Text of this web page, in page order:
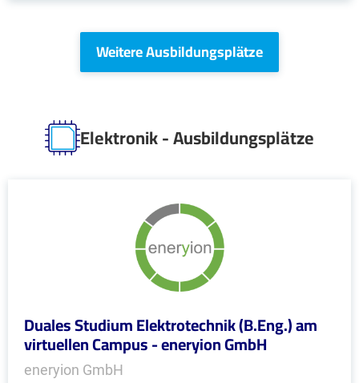
Weitere Ausbildungsplätze
Elektronik - Ausbildungsplätze
Duales Studium Elektrotechnik (B.Eng.) am
virtuellen Campus - eneryion GmbH
eneryion GmbH